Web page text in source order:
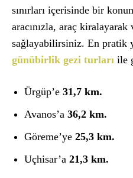
sınırları içerisinde bir
aracınızla, araç
sağlayabilirsiniz. En pratik
günübirlik gezi turları ile
Ürgüp’e 31,7 km.
Avanos’a 36,2 km.
Göreme’ye 25,3 km.
Uçhisar’a 21,3 km.